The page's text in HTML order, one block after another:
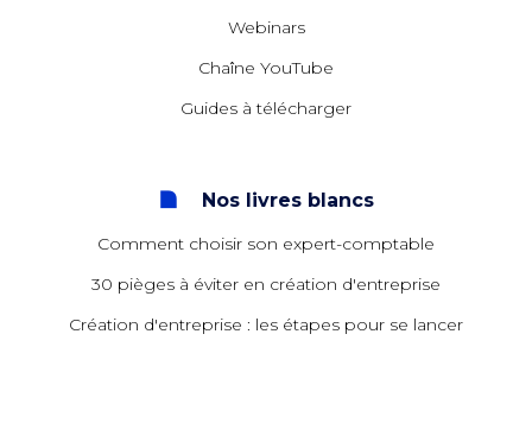
Webinars
Chaîne YouTube
Guides à télécharger
Nos livres blancs
Comment choisir son expert-comptable
30 pièges à éviter en création d'entreprise
Création d'entreprise : les étapes pour se lancer